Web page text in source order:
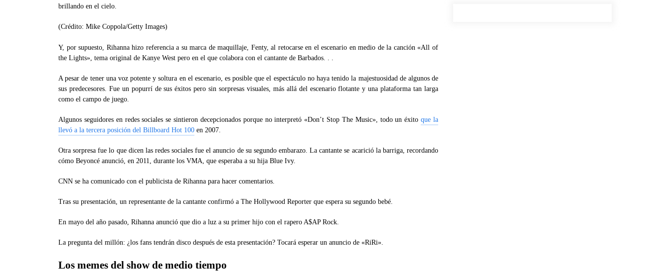
brillando en el cielo.
(Crédito: Mike Coppola/Getty Images)
Y, por supuesto, Rihanna hizo referencia a su marca de maquillaje, Fenty, al retocarse en el escenario en medio de la canción «All of
the Lights», tema original de Kanye West pero en el que colabora con el cantante de Barbados. . .
A pesar de tener una voz potente y soltura en el escenario, es posible que el espectáculo no haya tenido la majestuosidad de algunos de
sus predecesores. Fue un popurrí de sus éxitos pero sin sorpresas visuales, más allá del escenario flotante y una plataforma tan larga
como el campo de juego.
Algunos seguidores en redes sociales se sintieron decepcionados porque no interpretó «Don’t Stop The Music», todo un éxitoque la
llevó a la tercera posición del Billboard Hot 100 en 2007.
Otra sorpresa fue lo que dicen las redes sociales fue el anuncio de su segundo embarazo. La cantante se acarició la barriga, recordando
cómo Beyoncé anunció, en 2011, durante los VMA, que esperaba a su hija Blue Ivy.
CNN se ha comunicado con el publicista de Rihanna para hacer comentarios.
Tras su presentación, un representante de la cantante confirmó a The Hollywood Reporter que espera su segundo bebé.
En mayo del año pasado, Rihanna anunció que dio a luz a su primer hijo con el rapero A$AP Rock.
La pregunta del millón: ¿los fans tendrán disco después de esta presentación? Tocará esperar un anuncio de «RiRi».
Los memes del show de medio tiempo